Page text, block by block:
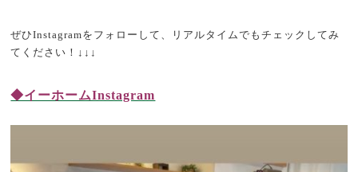
ぜひInstagramをフォローして、リアルタイムでもチェックしてみ
てください！↓↓↓
◆イーホームInstagram